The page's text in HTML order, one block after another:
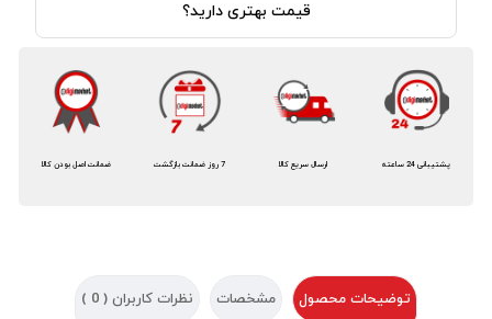
قیمت بهتری دارید؟
ضمانت اصل بودن کالا 7 روز ضمانت بازگشت ارسال سریع کالا پشتیبانی 24 ساعته
توضیحات محصول مشخصات نظرات کاربران ( 0
)